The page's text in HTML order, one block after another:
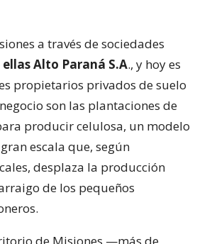
a través de sociedades
Alto Paraná S.A., y hoy es
propietarios privados de suelo
son las plantaciones de
producir celulosa, un modelo
escala que, según
desplaza la producción
de los pequeños
de Misiones —más de